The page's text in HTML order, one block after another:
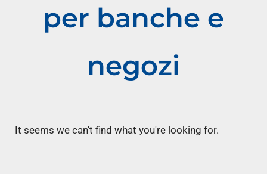
per banche e
negozi
It seems we can't find what you're looking for.